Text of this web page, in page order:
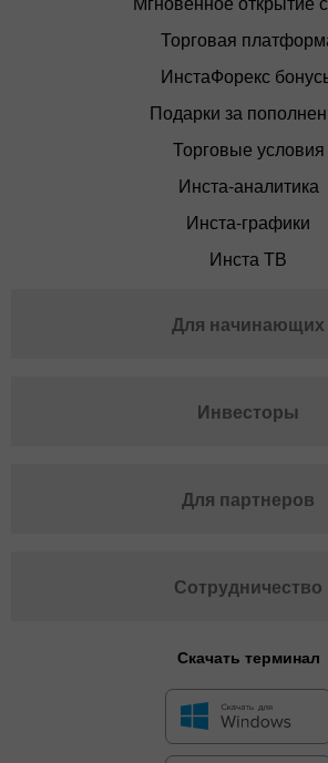
Торговая
ИнстаФорекс
Подарки за
Торговые условия
Инста-аналитика
Инста-графики
Инста ТВ
Для начинающих
Инвесторы
Для партнеров
Сотрудничество
Скачать терминал